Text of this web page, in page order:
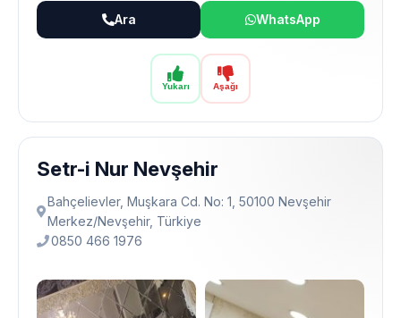
Yukarı Aşağı
Ara WhatsApp
Setr-i Nur Nevşehir
Bahçelievler, Muşkara Cd. No: 1, 50100 Nevşehir
Merkez/Nevşehir, Türkiye
0850 466 1976